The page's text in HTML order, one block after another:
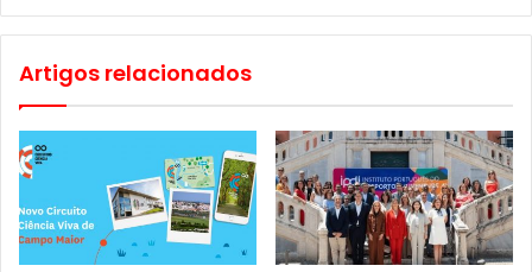
celebrando a cultura portuguesa e mediterrânica.
Mais informações estão disponíveis em
https://azeitedoalentejo.pt/cepaal/
Artigos relacionados